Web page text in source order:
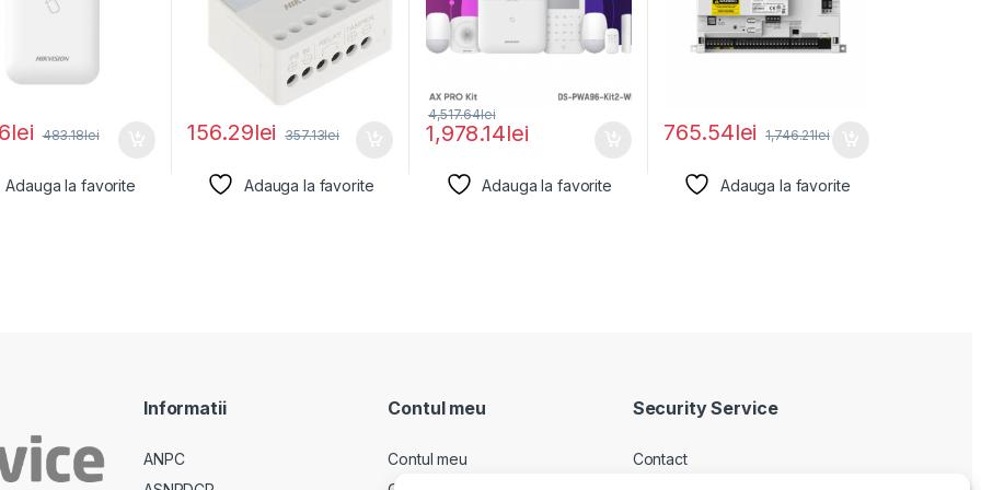
lei 483.18lei
Adauga la favorite
156.29lei 357.13lei
Adauga la favorite
1,978.14lei
4,517.64lei
Adauga la favorite
765.54lei 1,746.21lei
Adauga la favorite
Informatii
ANPC
Contul meu
Contul meu
Security Service
Contact